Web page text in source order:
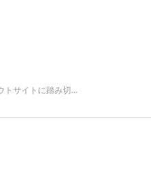
トサイトに踏み切…